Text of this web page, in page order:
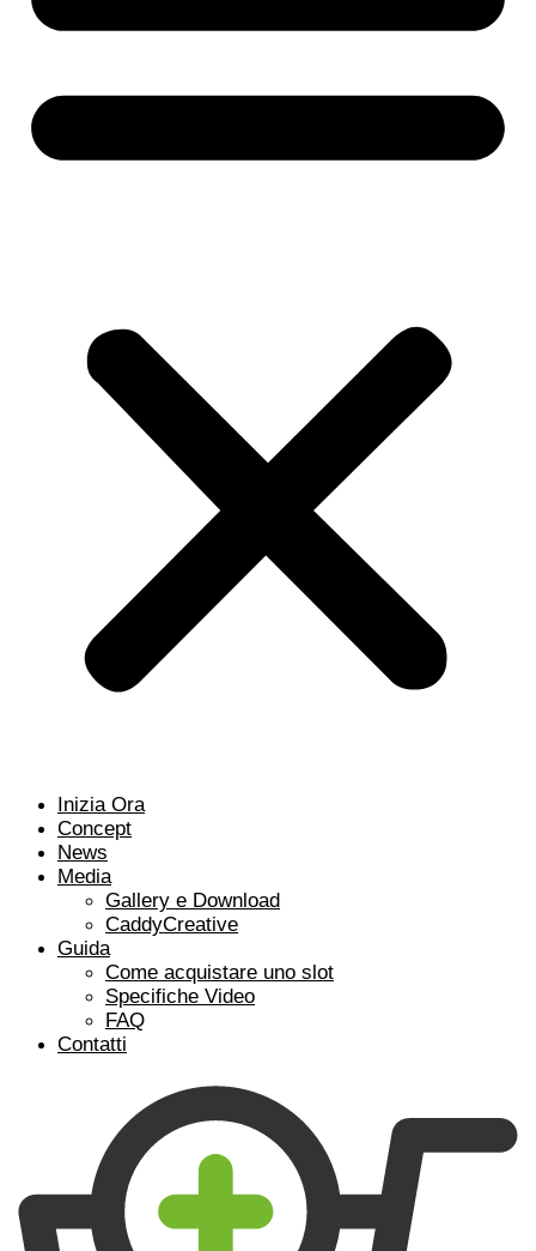
Inizia Ora
Concept
News
Media
Gallery e Download
CaddyCreative
Guida
Come acquistare uno slot
Specifiche Video
FAQ
Contatti